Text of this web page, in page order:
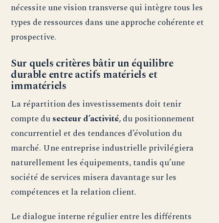
nécessite une vision transverse qui intègre tous les
types de ressources dans une approche cohérente et
prospective.
Sur quels critères bâtir un équilibre
durable entre actifs matériels et
immatériels
La répartition des investissements doit tenir
compte dusecteur d’activité, du positionnement
concurrentiel et des tendances d’évolution du
marché. Une entreprise industrielle privilégiera
naturellement les équipements, tandis qu’une
société de services misera davantage sur les
compétences et la relation client.
Le dialogue interne régulier entre les différents